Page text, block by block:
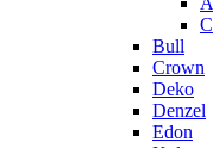
С
Bull
Crown
Deko
Denzel
Edon